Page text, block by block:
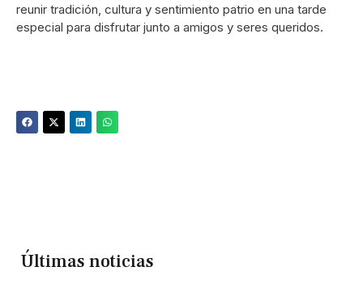
reunir tradición, cultura y sentimiento patrio en una tarde
especial para disfrutar junto a amigos y seres queridos.
Últimas noticias